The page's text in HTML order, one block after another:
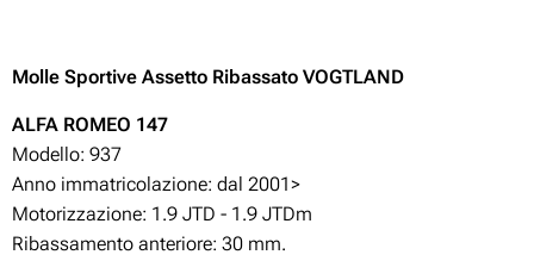
Molle Sportive Assetto Ribassato VOGTLAND
ALFA ROMEO 147
Modello: 937
Anno immatricolazione: dal 2001>
Motorizzazione: 1.9 JTD - 1.9 JTDm
Ribassamento anteriore: 30 mm.